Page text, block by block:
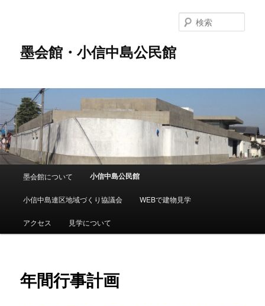
移
動
墨会館・小信中島公民館
索
ュ
墨会館について 小信中島公民館
小信中島連区地域づくり協議会 WEBで建物見学
アクセス 見学について
年間行事計画